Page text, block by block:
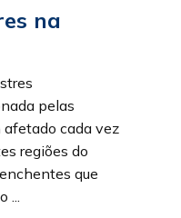
na
pelas
afetado cada vez
regiões do
que